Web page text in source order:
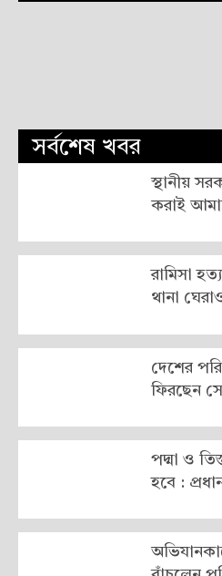
সর্বশেষ খবর
স্থানীয়
করাই
রামিসা
থানা
দেশের
ফিরছেন
পদ্মা ও
হবে :